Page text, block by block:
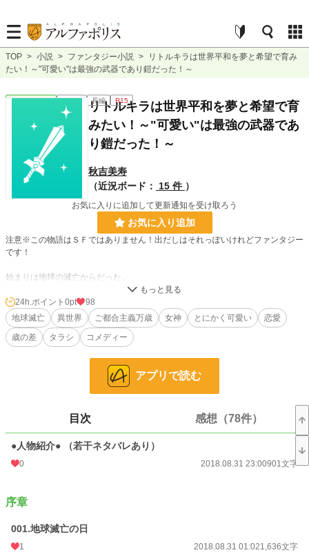
TOP > 小説 > ファンタジー小説 >
リトルキラは世界平和を夢と希望で育み
たい！～"可愛い"は最強の武器であり鎧だった！～
ファンタジー 連載中 長編 R15
リトルキラは世界平和を夢と希望で育
みたい！～"可愛い"は最強の武器であ
り鎧だった！～
秋吉美寿
（近況ボード：
15 件 ）
お気に入りに追加して更新通知を受け取ろう
お気に入り追加
注意※この物語はＳＦではありません！出だしはそれっぽいけれどファンタジー
です！
始まりは地球の滅亡からだった。
西暦三千三年、突然の隕石が某国の秘密の核施設に落下し、核融合をおこした地
球は壊滅した。
天才科学者と呼ばれ、博士号をいくつも持っていた綺羅だったが三十二歳の時、
いよいよ銀河消滅のその時、ビッグバンにも（多分）耐えうる生命維持装
置”卵”に入り次に生まれる命の星の存在を信じて眠りについた。
そして綺羅は奇跡的に目覚めた！
生命の宿る星にたどり着くことが出来たのだ！
するとそこは、科学の通用しない世界、科学より魔法の発達した世界だった。
知識も記憶も地球の科学者三十二歳なのに、見た目は三～四歳の天使と見まごう
白銀の髪色に、透けるような白い肌。
紫水晶のような瞳！
い！
小説
24h.ポイント 0pt
98
地球滅亡
異世界 ご都合主義万歳 女神 とにかく可愛い
恋愛
歳の差
タラシ コメディー
アプリで読む
目次 感想（78件）
●人物紹介● （若干ネタバレあり）
0 2018.08.31 23:00901文字
序章
001.地球滅亡の日
1 2018.08.31 01:021,636文字